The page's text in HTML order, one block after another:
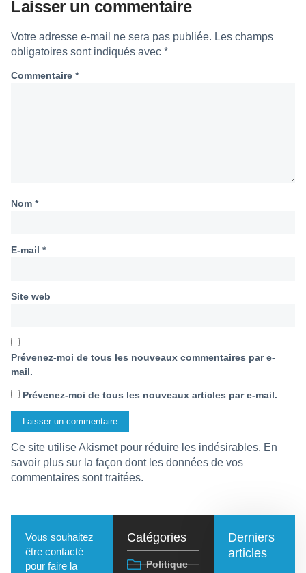
Laisser un commentaire
Votre adresse e-mail ne sera pas publiée. Les champs
obligatoires sont indiqués avec *
Commentaire *
Nom *
E-mail *
Site web
Prévenez-moi de tous les nouveaux commentaires par e-
mail.
Prévenez-moi de tous les nouveaux articles par e-mail.
Ce site utilise Akismet pour réduire les indésirables. En
savoir plus sur la façon dont les données de vos
commentaires sont traitées.
Vous souhaitez
être contacté
pour faire la
Catégories
Politique
Derniers
articles